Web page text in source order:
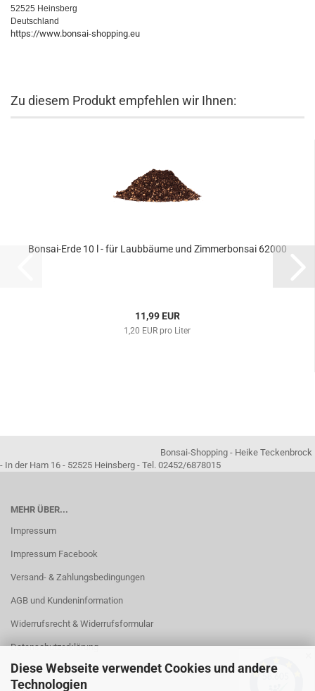
Diese Webseite verwendet Cookies und andere
Technologien
52525 Heinsberg
Deutschland
https://www.bonsai-shopping.eu
Zu diesem Produkt empfehlen wir Ihnen:
Bonsai-Erde 10 l - für Laubbäume und Zimmerbonsai 62000
11,99 EUR
1,20 EUR pro Liter
Bonsai-Shopping - Heike Teckenbrock
- In der Ham 16 - 52525 Heinsberg - Tel. 02452/6878015
MEHR ÜBER...
Impressum
Impressum Facebook
Versand- & Zahlungsbedingungen
AGB und Kundeninformation
Widerrufsrecht & Widerrufsformular
Datenschutzerklärung
Kontakt